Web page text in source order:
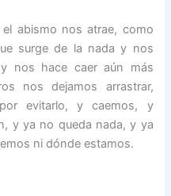
abismo nos atrae, como
surge de la nada y nos
nos hace caer aún más
nos dejamos arrastrar,
evitarlo, y caemos, y
y ya no queda nada, y ya
ni dónde estamos.